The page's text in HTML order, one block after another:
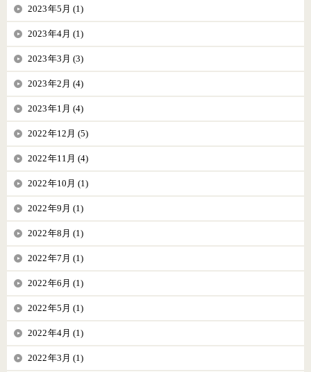
2023年5月 (1)
2023年4月 (1)
2023年3月 (3)
2023年2月 (4)
2023年1月 (4)
2022年12月 (5)
2022年11月 (4)
2022年10月 (1)
2022年9月 (1)
2022年8月 (1)
2022年7月 (1)
2022年6月 (1)
2022年5月 (1)
2022年4月 (1)
2022年3月 (1)